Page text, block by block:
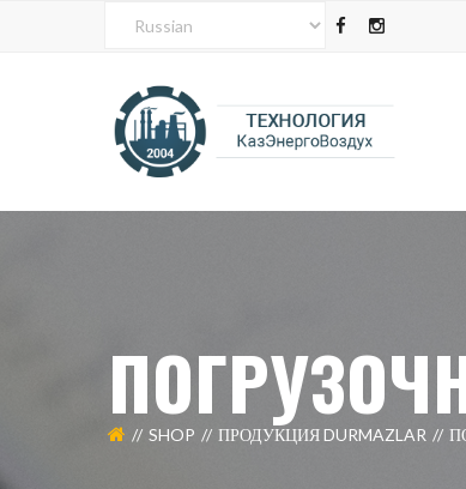
SHOP ПРОДУКЦИЯ DURMAZLAR